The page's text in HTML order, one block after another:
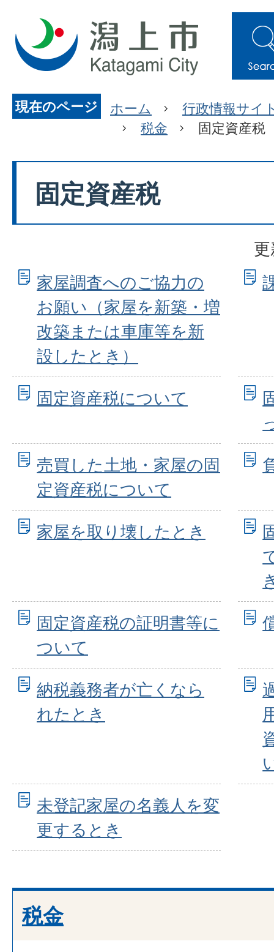
現在のページ ホーム
行政情報サイ
税金
固定資産税
固定資産税
家屋調査へのご協力の
お願い（家屋を新築・増
改築または車庫等を新
設したとき）
固定資産税について
売買した土地・家屋の固
定資産税について
家屋を取り壊したとき
固定資産税の証明書等に
ついて
納税義務者が亡くなら
れたとき
未登記家屋の名義人を変
更するとき
税金